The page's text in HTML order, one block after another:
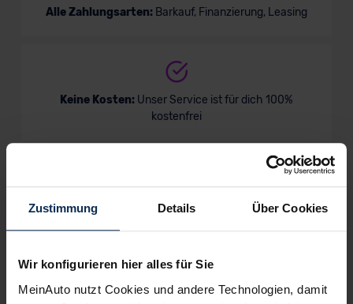
Zustimmung Details Über Cookies
Wir konfigurieren hier alles für Sie
MeinAuto nutzt Cookies und andere Technologien, damit
Alle Zahlungsarten: Barkauf, Finanzierung, Leasing
Keine Kosten: Unser Service ist für dich 100%
kostenfrei
Kundenzufriedenheit!
Neuwagenmarkt in Deutschland. Unsere Kunden haben
dadurch ihr Wunschauto zum Top-Rabatt erhalten und
bewerten unsere Arbeit positiv.